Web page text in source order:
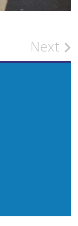
Next